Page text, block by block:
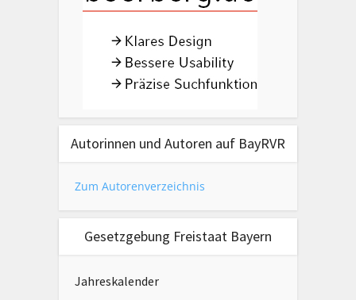
Autorinnen und Autoren auf BayRVR
Zum Autorenverzeichnis
Gesetzgebung Freistaat Bayern
Jahreskalender